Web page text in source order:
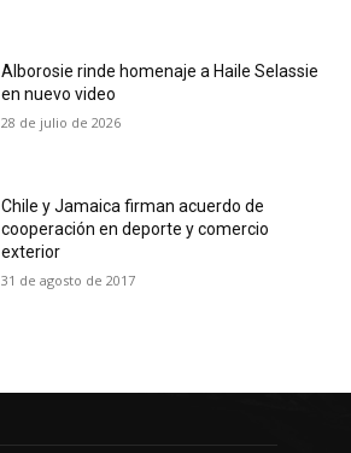
Alborosie rinde homenaje a Haile Selassie
en nuevo video
28 de julio de 2026
Chile y Jamaica firman acuerdo de
cooperación en deporte y comercio
exterior
31 de agosto de 2017